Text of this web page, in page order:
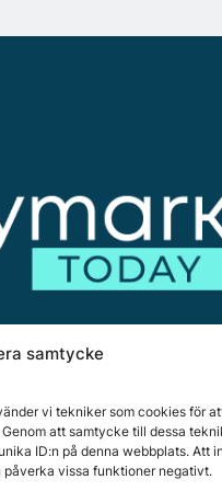
samtycke
vi tekniker som cookies för
att samtycke till dessa
ID:n på denna webbplats. Att
vissa funktioner negativt.
32 Ljusdal
15050,Policy för